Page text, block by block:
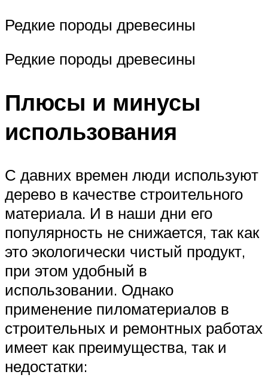
Редкие породы древесины
Редкие породы древесины
Плюсы и минусы
использования
С давних времен люди используют
дерево в качестве строительного
материала. И в наши дни его
популярность не снижается, так как
это экологически чистый продукт,
при этом удобный в
использовании. Однако
применение пиломатериалов в
строительных и ремонтных работах
имеет как преимущества, так и
недостатки: